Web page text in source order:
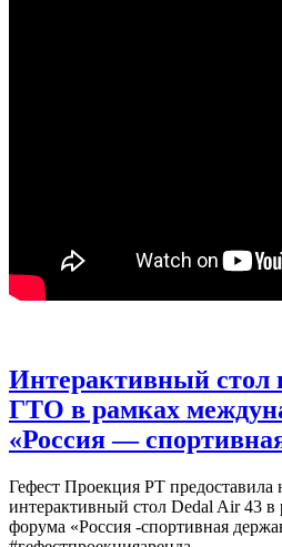
Интерактивный стол
ГТО в рамках
«Россия —
Гефест Проекция РТ предоставила
интерактивный стол Dedal Air 43
форума «Россия -спортивная